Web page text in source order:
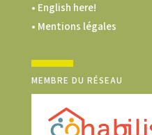
• English here!
• Mentions légales
MEMBRE DU RÉSEAU